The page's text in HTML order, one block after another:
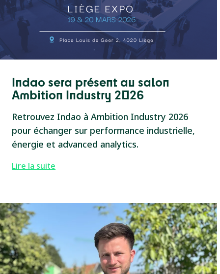
Indao sera présent au salon
Ambition Industry 2026
Retrouvez Indao à Ambition Industry 2026
pour échanger sur performance industrielle,
énergie et advanced analytics.
Lire la suite